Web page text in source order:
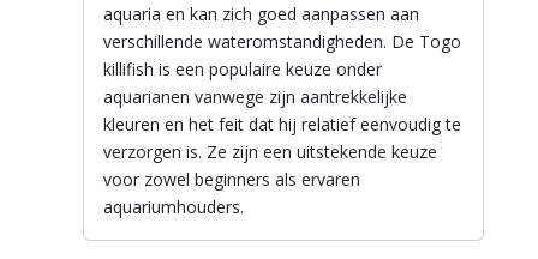
aquaria en kan zich goed aanpassen aan
verschillende wateromstandigheden. De Togo
killifish is een populaire keuze onder
aquarianen vanwege zijn aantrekkelijke
kleuren en het feit dat hij relatief eenvoudig te
verzorgen is. Ze zijn een uitstekende keuze
voor zowel beginners als ervaren
aquariumhouders.